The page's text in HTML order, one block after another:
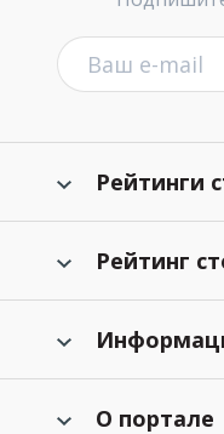
Рейтинги
Рейтинг
О портале